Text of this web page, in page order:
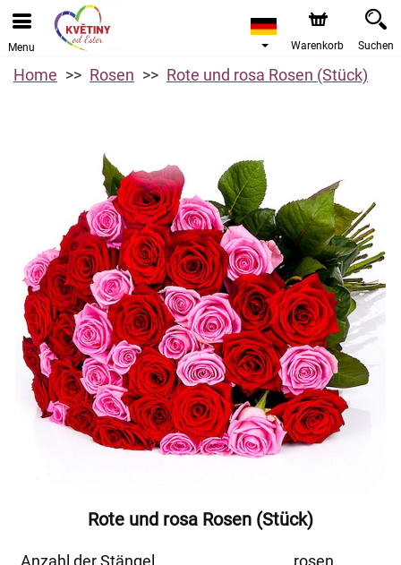
Menu Warenkorb Suchen
Home Rosen Rote und rosa Rosen (Stück)
Rote und rosa Rosen (Stück)
Anzahl der Stängel rosen